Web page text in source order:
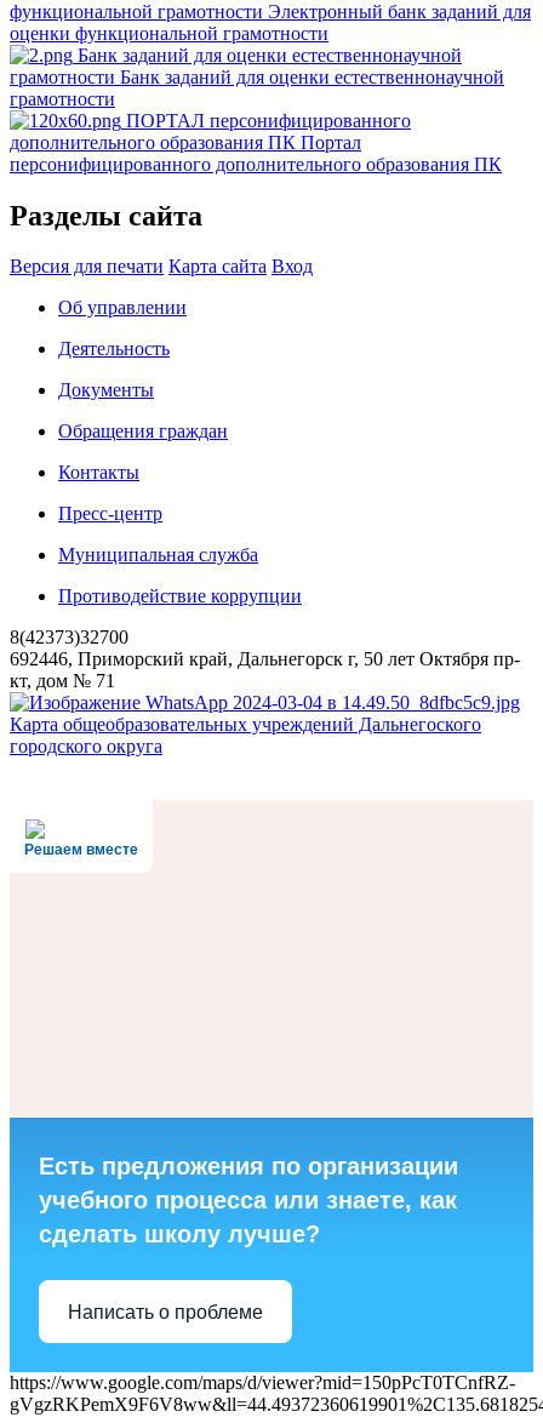
функциональной грамотности Электронный банк заданий для
оценки функциональной грамотности
Банк заданий для оценки естественнонаучной
грамотности Банк заданий для оценки естественнонаучной
грамотности
ПОРТАЛ персонифицированного
дополнительного образования ПК Портал
персонифицированного дополнительного образования ПК
Разделы сайта
Версия для печати Карта сайта Вход
Об управлении
Деятельность
Документы
Обращения граждан
Контакты
Пресс-центр
Муниципальная служба
Противодействие коррупции
8(42373)32700
692446, Приморский край, Дальнегорск г, 50 лет Октября пр-
кт, дом № 71
Карта общеобразовательных учреждений Дальнегоского
городского округа
Решаем вместе
Есть предложения по организации
учебного процесса или знаете, как
сделать школу лучше?
Написать о проблеме
https://www.google.com/maps/d/viewer?mid=150pPcT0TCnfRZ-